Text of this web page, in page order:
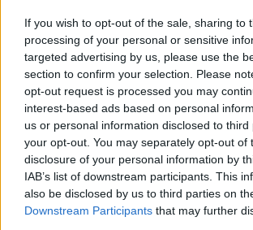
If you wish to opt-out of the sale, sharing to
processing of your personal or sensitive
targeted advertising by us, please use the
section to confirm your selection. Please
opt-out request is processed you may
interest-based ads based on personal
us or personal information disclosed to
your opt-out. You may separately opt-out of
disclosure of your personal information by
IAB’s list of downstream participants. This
also be disclosed by us to third parties on
Downstream Participants that may further
διακρίσεις για τις ελιές
10/08/2026 - 10:42 ΕΠΙΧΕΙΡΗΣΕΙΣ
ΟΛΕΣ ΟΙ ΕΙΔΗΣΕΙΣ